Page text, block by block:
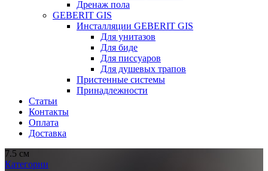
Дренаж пола
GEBERIT GIS
Инсталляции GEBERIT GIS
Для унитазов
Для биде
Для писсуаров
Для душевых трапов
Пристенные системы
Принадлежности
Статьи
Контакты
Оплата
Доставка
7.5 см
Категории